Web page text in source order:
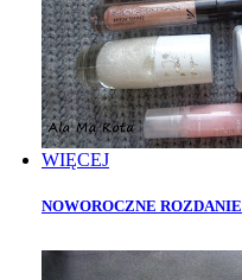
WIĘCEJ
NOWOROCZNE ROZDANIE